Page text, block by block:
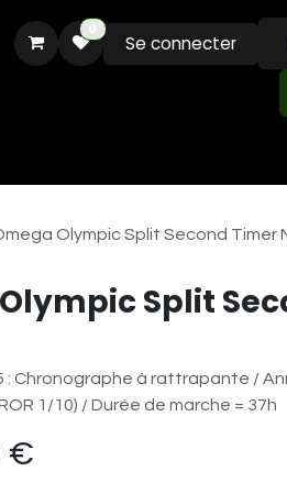
0
Se connecter
Olympic Split Second Timer
Split
: Chronographe à rattrapante /
1/10) / Durée de marche = 37h
€